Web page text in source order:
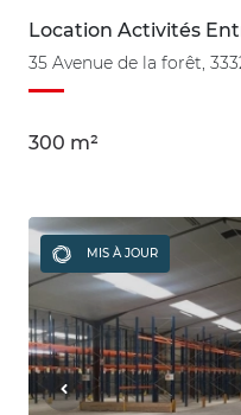
Location Activités
35 Avenue de la forêt,
300 m²
MIS À JOUR